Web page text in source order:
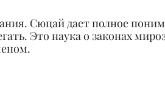
Сюцай дает полное
Это наука о законах